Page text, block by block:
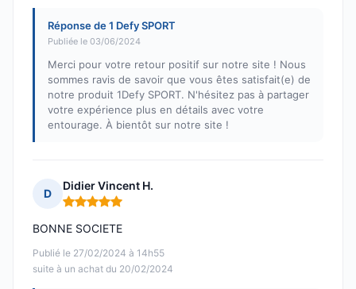
Réponse de 1 Defy SPORT
Publiée le 03/06/2024
Merci pour votre retour positif sur notre site ! Nous
sommes ravis de savoir que vous êtes satisfait(e) de
notre produit 1Defy SPORT. N'hésitez pas à partager
votre expérience plus en détails avec votre
entourage. À bientôt sur notre site !
D
Didier Vincent H.
Note : 5 sur 5
Publié le 27/02/2024 à 14h55
suite à un achat du 20/02/2024
BONNE SOCIETE